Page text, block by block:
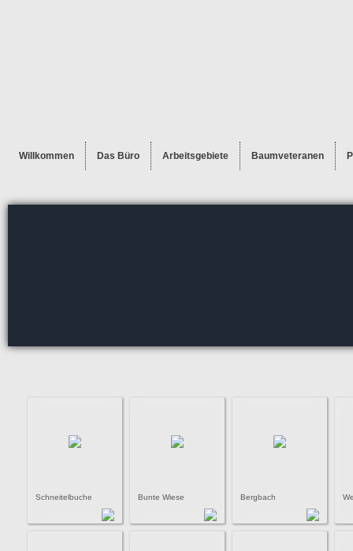
Willkommen Das Büro Arbeitsgebiete Baumveteranen
Schneitelbuche Bunte Wiese Bergbach